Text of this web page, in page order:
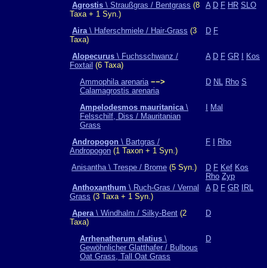
Agrostis \ Straußgras / Bentgrass (8
Taxa + 1 Syn.)
A D F HR SLO
Aira\ Haferschmiele / Hair-Grass (3
Taxa)
D F
Alopecurus \ Fuchsschwanz /
Foxtail (6 Taxa)
A D F GR Kos
Ammophila arenaria −−>
Calamagrostis arenaria
D NL Rho S
Ampelodesmos mauritanica\
Felsschilf, Diss / Mauritanian
Grass
Mal
Andropogon \ Bartgras /
Andropogon (1 Taxon + 1 Syn.)
F Rho
Anisantha \ Trespe / Brome (5 Syn.) D F Kef Kos
Rho Zyp
Anthoxanthum \ Ruch-Gras / Vernal
Grass (3 Taxa + 1 Syn.)
A D F GR IRL
Apera\ Windhalm / Silky-Bent (2
Taxa)
D
Arrhenatherum elatius \
Gewöhnlicher Glatthafer / Bulbous
Oat Grass, Tall Oat Grass
D